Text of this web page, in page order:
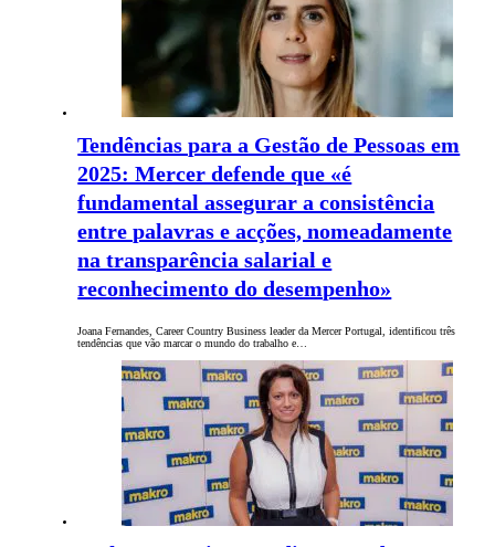
Tendências para a Gestão de Pessoas em
2025: Mercer defende que «é
fundamental assegurar a consistência
entre palavras e acções, nomeadamente
na transparência salarial e
reconhecimento do desempenho»
Joana Fernandes, Career Country Business leader da Mercer Portugal, identificou três
tendências que vão marcar o mundo do trabalho e…